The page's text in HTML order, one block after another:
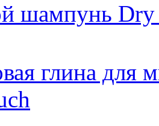
шампунь Dry
глина для